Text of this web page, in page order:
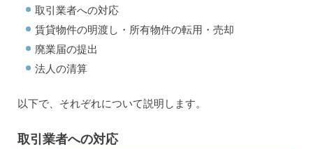
取引業者への対応
賃貸物件の明渡し・所有物件の転用・売却
廃業届の提出
法人の清算
以下で、それぞれについて説明します。
取引業者への対応